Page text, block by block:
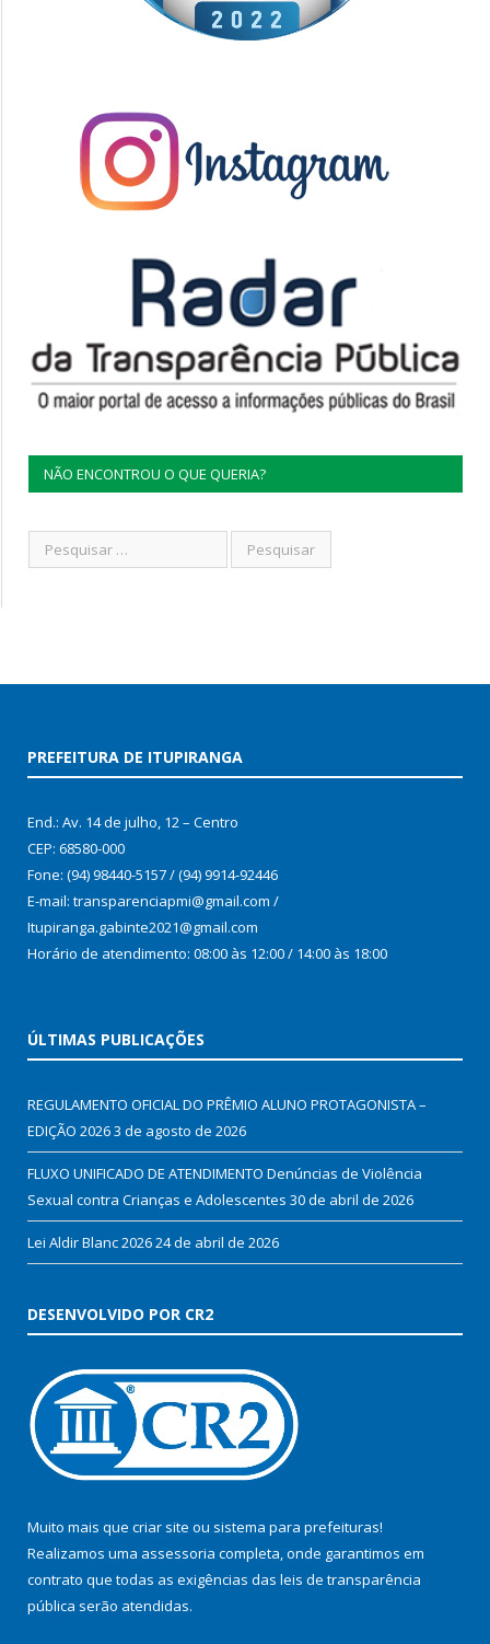
NÃO ENCONTROU O QUE QUERIA?
PREFEITURA DE ITUPIRANGA
End.: Av. 14 de julho, 12 – Centro
CEP: 68580-000
Fone: (94) 98440-5157 / (94) 9914-92446
E-mail: transparenciapmi@gmail.com /
Itupiranga.gabinte2021@gmail.com
Horário de atendimento: 08:00 às 12:00 / 14:00 às 18:00
ÚLTIMAS PUBLICAÇÕES
REGULAMENTO OFICIAL DO PRÊMIO ALUNO PROTAGONISTA –
EDIÇÃO 20263 de agosto de 2026
FLUXO UNIFICADO DE ATENDIMENTO Denúncias de Violência
Sexual contra Crianças e Adolescentes 30 de abril de 2026
Lei Aldir Blanc 202624 de abril de 2026
DESENVOLVIDO POR CR2
Muito mais que criar site ou sistema para prefeituras!
Realizamos uma assessoria completa, onde garantimos em
contrato que todas as exigências das leis de transparência
pública serão atendidas.